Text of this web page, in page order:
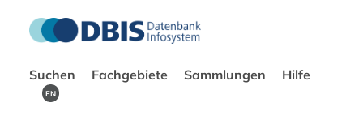
Suchen Fachgebiete Sammlungen Hilfe
EN